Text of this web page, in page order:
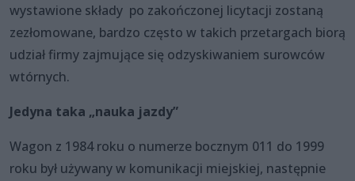
wystawione składy po zakończonej licytacji zostaną
zezłomowane, bardzo często w takich przetargach biorą
udział firmy zajmujące się odzyskiwaniem surowców
wtórnych.
Jedyna taka „nauka jazdy”
Wagon z 1984 roku o numerze bocznym 011 do 1999
roku był używany w komunikacji miejskiej, następnie